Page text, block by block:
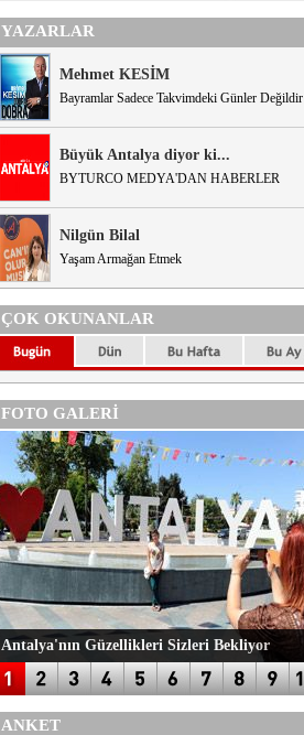
YAZARLAR
Mehmet KESİM
Bayramlar Sadece Takvimdeki Günler Değildir
Büyük Antalya diyor ki...
BYTURCO MEDYA'DAN HABERLER
Nilgün Bilal
Yaşam Armağan Etmek
ÇOK OKUNANLAR
FOTO GALERİ
Antalya'nın Güzellikleri Sizleri Bekliyor
ANKET